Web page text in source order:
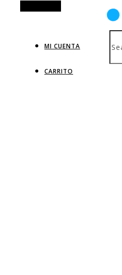
MI CUENTA
CARRITO